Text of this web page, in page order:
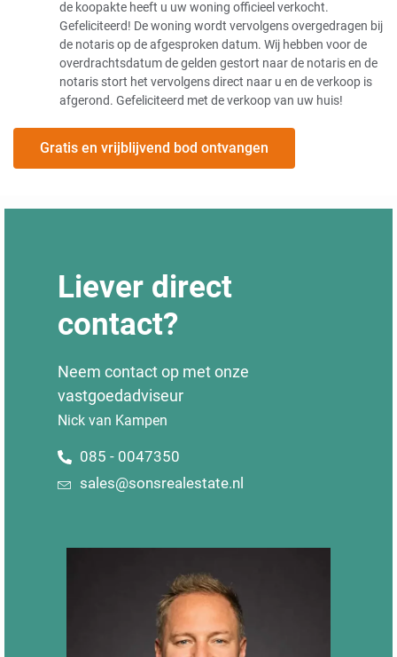
de koopakte heeft u uw woning officieel verkocht.
Gefeliciteerd! De woning wordt vervolgens overgedragen bij
de notaris op de afgesproken datum. Wij hebben voor de
overdrachtsdatum de gelden gestort naar de notaris en de
notaris stort het vervolgens direct naar u en de verkoop is
afgerond. Gefeliciteerd met de verkoop van uw huis!
Gratis en vrijblijvend bod ontvangen
Liever direct
contact?
Neem contact op met onze
vastgoedadviseur
Nick van Kampen
085 - 0047350
sales@sonsrealestate.nl